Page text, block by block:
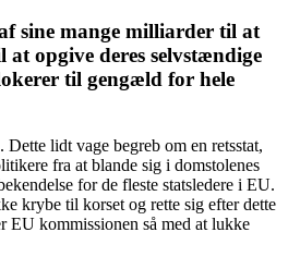
sine mange milliarder til at
opgive deres selvstændige
til gengæld for hele
Dette lidt vage begreb om en retsstat,
fra at blande sig i domstolenes
for de fleste statsledere i EU.
krybe til korset og rette sig efter dette
EU kommissionen så med at lukke